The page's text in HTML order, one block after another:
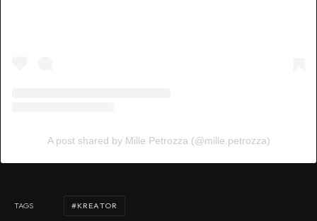
A post shared by Mille Petrozza (@mille.petrozza)
TAGS KREATOR